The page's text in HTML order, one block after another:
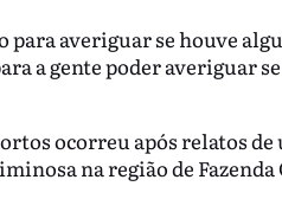
averiguar se houve
a gente poder averiguar
ocorreu após relatos
na região de Fazenda